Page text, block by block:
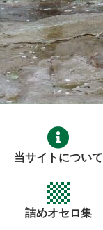
当サイトについて
詰めオセロ集